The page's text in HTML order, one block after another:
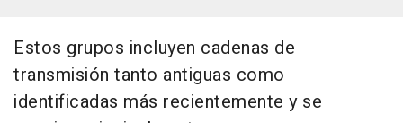
Estos grupos incluyen cadenas de
transmisión tanto antiguas como
identificadas más recientemente y se